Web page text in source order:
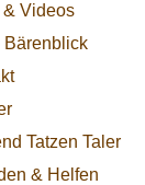
& Videos
Bärenblick
Tatzen Taler
& Helfen